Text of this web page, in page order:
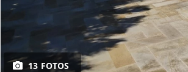
13 FOTOS